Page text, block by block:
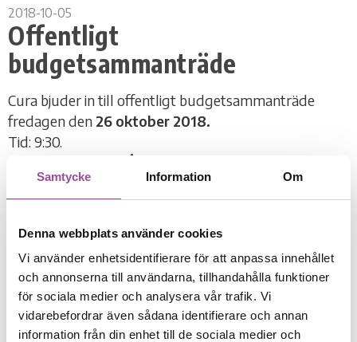
Samtycke Information Om
Denna webbplats använder cookies
Vi använder enhetsidentifierare för att anpassa innehållet
och annonserna till användarna, tillhandahålla funktioner
för sociala medier och analysera vår trafik. Vi
vidarebefordrar även sådana identifierare och annan
information från din enhet till de sociala medier och
2018-10-05
Offentligt
budgetsammanträde
Cura bjuder in till offentligt budgetsammanträde
fredagen den 26 oktober 2018.
Tid: 9:30.
Välkommen!
DELA:
Nyhetsarkiv